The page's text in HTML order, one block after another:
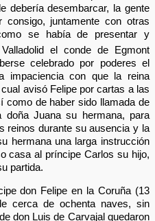
debería desembarcar, la gente
juntamente con otras
se había de presentar y
el conde de Egmont
celebrado por poderes el
impaciencia con que la reina
avisó Felipe por cartas a las
como de haber sido llamada de
doña Juana su hermana, para
reinos durante su ausencia y la
hermana una larga instrucción
casa al príncipe Carlos su hijo,
partida.
don Felipe en la Coruña (13
cerca de ochenta naves, sin
don Luis de Carvajal quedaron